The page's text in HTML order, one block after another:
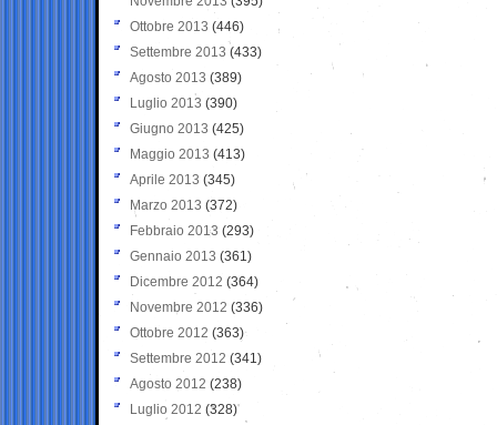
Ottobre 2013 (446)
Settembre 2013 (433)
Agosto 2013 (389)
Luglio 2013 (390)
Giugno 2013 (425)
Maggio 2013 (413)
Aprile 2013 (345)
Marzo 2013 (372)
Febbraio 2013 (293)
Gennaio 2013 (361)
Dicembre 2012 (364)
Novembre 2012 (336)
Ottobre 2012 (363)
Settembre 2012 (341)
Agosto 2012 (238)
Luglio 2012 (328)